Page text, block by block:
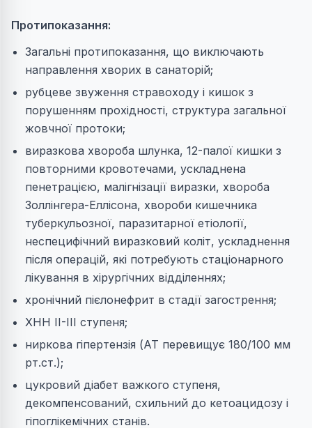
Протипоказання:
Загальні протипоказання, що виключають
направлення хворих в санаторій;
рубцеве звуження стравоходу і кишок з
порушенням прохідності, структура загальної
жовчної протоки;
виразкова хвороба шлунка, 12-палої кишки з
повторними кровотечами, ускладнена
пенетрацією, малігнізації виразки, хвороба
Золлінгера-Еллісона, хвороби кишечника
туберкульозної, паразитарної етіології,
неспецифічний виразковий коліт, ускладнення
після операцій, які потребують стаціонарного
лікування в хірургічних відділеннях;
хронічний пієлонефрит в стадії загострення;
ХНН II-III ступеня;
ниркова гіпертензія (АТ перевищує 180/100 мм
рт.ст.);
цукровий діабет важкого ступеня,
декомпенсований, схильний до кетоацидозу і
гіпоглікемічних станів.